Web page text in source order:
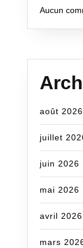
Aucun
août 2026
juillet
juin 2026
mai 2026
avril 2026
mars